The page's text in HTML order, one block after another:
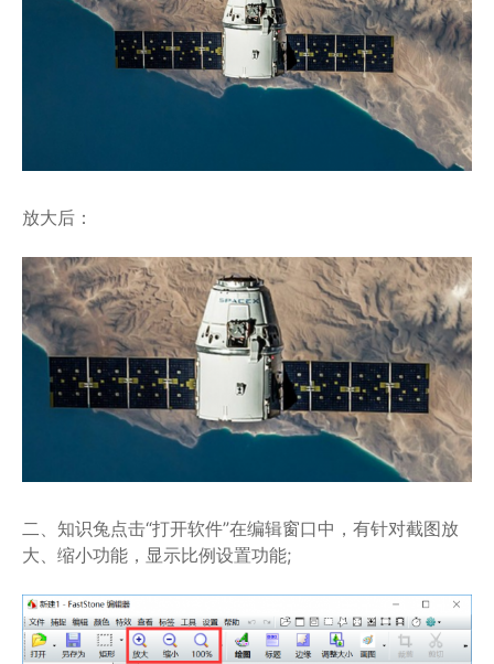
放大后：
二、知识兔点击“打开软件”在编辑窗口中，有针对截图放
大、缩小功能，显示比例设置功能;